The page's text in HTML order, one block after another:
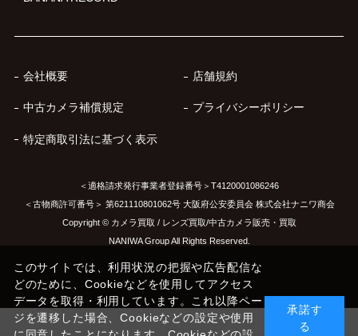
会社概要 店舗規約
中古カメラ補償規定 プライバシーポリシー
特定商取引法に基づく表示
＜適格請求発行事業者登録番号＞T4120001086246
＜古物商許可番号＞ 第621110801062号 大阪府公安委員会 株式会社ナニワ商会
Copyright © カメラ買取 / レンズ買取/中古カメラ販売・買取
NANIWA Group All Rights Reserved.
このサイトでは、利用状況の把握や広告配信な
どのために、Cookieなどを使用してアクセス
データを取得・利用しています。これ以降ペー
ジを遷移した場合、Cookieなどの設定や使用
承諾す
る